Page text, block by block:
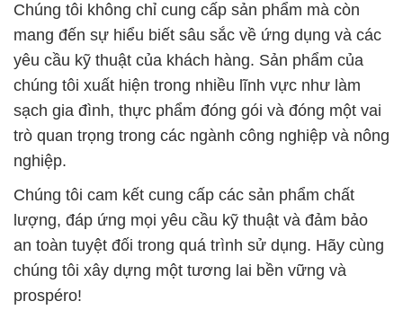
Chúng tôi không chỉ cung cấp sản phẩm mà còn
mang đến sự hiểu biết sâu sắc về ứng dụng và các
yêu cầu kỹ thuật của khách hàng. Sản phẩm của
chúng tôi xuất hiện trong nhiều lĩnh vực như làm
sạch gia đình, thực phẩm đóng gói và đóng một vai
trò quan trọng trong các ngành công nghiệp và nông
nghiệp.
Chúng tôi cam kết cung cấp các sản phẩm chất
lượng, đáp ứng mọi yêu cầu kỹ thuật và đảm bảo
an toàn tuyệt đối trong quá trình sử dụng. Hãy cùng
chúng tôi xây dựng một tương lai bền vững và
prospéro!